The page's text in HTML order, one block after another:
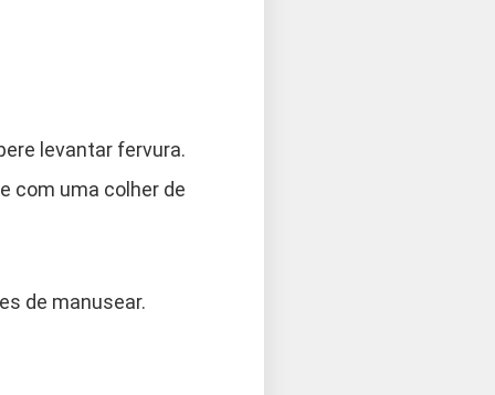
levantar fervura.
com uma colher de
de manusear.